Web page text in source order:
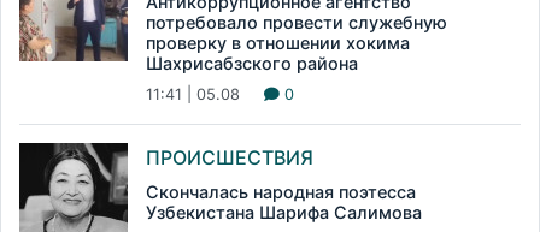
потребовало провести служебную
проверку в отношении хокима
Шахрисабзского района
11:41 | 05.08 0
ПРОИСШЕСТВИЯ
Скончалась народная поэтесса
Узбекистана Шарифа Салимова